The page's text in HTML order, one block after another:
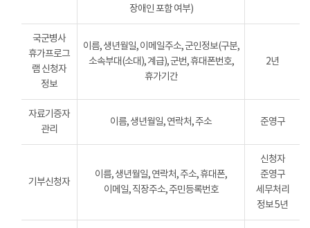
장애인 포함 여부)
국군병사
휴가프로그
램 신청자
정보
이름, 생년월일, 이메일주소, 군인정보(구분,
소속부대(소대), 계급), 군번, 휴대폰번호,
휴가기간
2년
자료기증자
관리
이름, 생년월일, 연락처, 주소 준영구
기부신청자
이름, 생년월일, 연락처, 주소, 휴대폰,
이메일, 직장주소, 주민등록번호
신청자
준영구
세무처리
정보 5년